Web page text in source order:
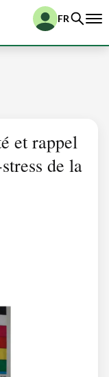
FR
et rappel
de la